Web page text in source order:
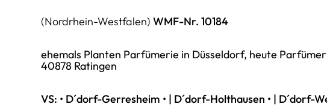
(Nordrhein-Westfalen) WMF-Nr. 10184
ehemals Planten Parfümerie in Düsseldorf, heute
40878 Ratingen
VS: • D´dorf-Gerresheim • | D´dorf-Holthausen • | D´dorf-